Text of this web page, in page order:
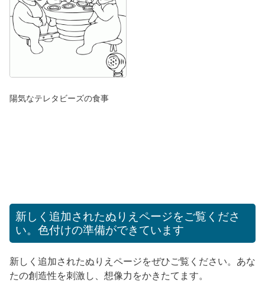
陽気なテレタビーズの食事
新しく追加されたぬりえページをご覧くださ
い。色付けの準備ができています
新しく追加されたぬりえページをぜひご覧ください。あな
たの創造性を刺激し、想像力をかきたてます。